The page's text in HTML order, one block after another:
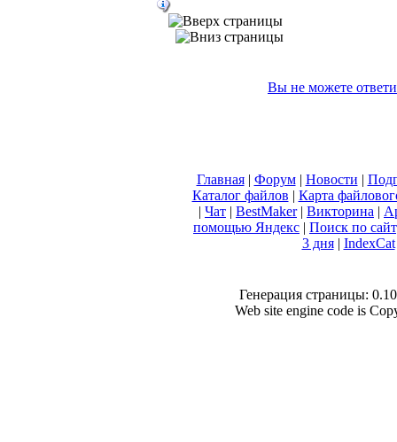
Вы не можете
Главная| Форум| Новости |
Каталог файлов | Карта
| Чат | BestMaker| Викторина |
помощью Яндекс | Поиск по
3 дня| IndexCat
Генерация страницы:
Web site engine code is